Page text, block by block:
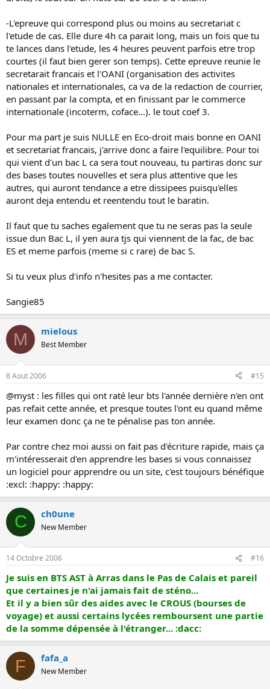
-L'epreuve qui correspond plus ou moins au secretariat c
l'etude de cas. Elle dure 4h ca parait long, mais un fois que tu
te lances dans l'etude, les 4 heures peuvent parfois etre trop
courtes (il faut bien gerer son temps). Cette epreuve reunie le
secretarait francais et l'OANI (organisation des activites
nationales et internationales, ca va de la redaction de courrier,
en passant par la compta, et en finissant par le commerce
internationale (incoterm, coface...). le tout coef 3.
Pour ma part je suis NULLE en Eco-droit mais bonne en OANI
et secretariat francais, j'arrive donc a faire l'equilibre. Pour toi
qui vient d'un bac L ca sera tout nouveau, tu partiras donc sur
des bases toutes nouvelles et sera plus attentive que les
autres, qui auront tendance a etre dissipees puisqu'elles
auront deja entendu et reentendu tout le baratin.
Il faut que tu saches egalement que tu ne seras pas la seule
issue dun Bac L, il yen aura tjs qui viennent de la fac, de bac
ES et meme parfois (meme si c rare) de bac S.
Si tu veux plus d'info n'hesites pas a me contacter.
Sangie85
M mielous
Best Member
8 Aout 2006 #15
@myst : les filles qui ont raté leur bts l'année dernière n'en ont
pas refait cette année, et presque toutes l'ont eu quand même
leur examen donc ça ne te pénalise pas ton année.
Par contre chez moi aussi on fait pas d'écriture rapide, mais ça
m'intéresserait d'en apprendre les bases si vous connaissez
un logiciel pour apprendre ou un site, c'est toujours bénéfique
:excl: :happy: :happy:
C ch0une
New Member
14 Octobre 2006 #16
Je suis en BTS AST à Arras dans le Pas de Calais et pareil
que certaines je n'ai jamais fait de sténo...
Et il y a bien sûr des aides avec le CROUS (bourses de
voyage) et aussi certains lycées remboursent une partie
de la somme dépensée à l'étranger... :dacc:
F fafa_a
New Member